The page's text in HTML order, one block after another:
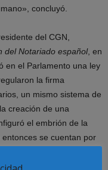
concluyó.
del CGN,
del Notariado español, en
en el Parlamento una ley
la firma
un mismo sistema de
creación de una
el embrión de la
se cuentan por
el Índice Único